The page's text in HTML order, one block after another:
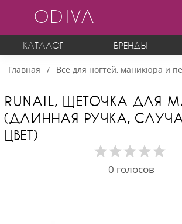
ODIVA
КАТАЛОГ БРЕНДЫ
Главная Все для ногтей, маникюра и
RUNAIL, ЩЕТОЧКА ДЛЯ
(ДЛИННАЯ РУЧКА,
ЦВЕТ)
0 голосов